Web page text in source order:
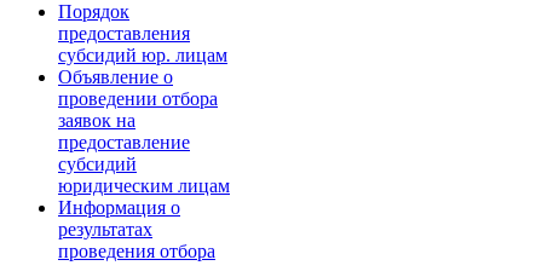
Порядок
предоставления
субсидий юр. лицам
Объявление о
проведении отбора
заявок на
предоставление
субсидий
юридическим лицам
Информация о
результатах
проведения отбора